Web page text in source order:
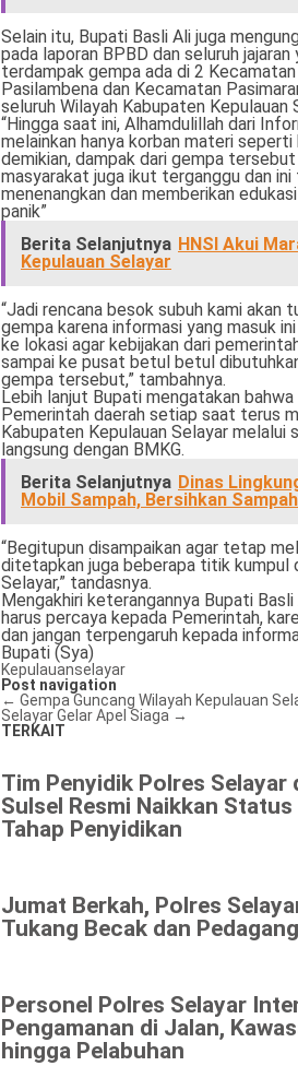
Selain itu, Bupati Basli Ali juga
pada laporan BPBD dan seluruh
terdampak gempa ada di 2
Pasilambena dan Kecamatan
seluruh Wilayah Kabupaten Kepulauan
“Hingga saat ini, Alhamdulillah dari
melainkan hanya korban materi
demikian, dampak dari gempa
masyarakat juga ikut terganggu dan
menenangkan dan memberikan
panik”
Berita Selanjutnya HNSI Akui
Kepulauan Selayar
“Jadi rencana besok subuh kami akan
gempa karena informasi yang masuk
ke lokasi agar kebijakan dari
sampai ke pusat betul betul
gempa tersebut,” tambahnya.
Lebih lanjut Bupati mengatakan bahwa
Pemerintah daerah setiap saat terus
Kabupaten Kepulauan Selayar melalui
langsung dengan BMKG.
Berita Selanjutnya Dinas
Mobil Sampah, Bersihkan
“Begitupun disampaikan agar tetap
ditetapkan juga beberapa titik kumpul
Selayar,” tandasnya.
Mengakhiri keterangannya Bupati
harus percaya kepada Pemerintah,
dan jangan terpengaruh kepada
Bupati (Sya)
Kepulauanselayar
Post navigation
← Gempa Guncang Wilayah Kepulauan
Selayar Gelar Apel Siaga →
TERKAIT
Tim Penyidik Polres Selayar
Sulsel Resmi Naikkan
Tahap Penyidikan
Jumat Berkah, Polres
Tukang Becak dan
Personel Polres Selayar
Pengamanan di Jalan,
hingga Pelabuhan